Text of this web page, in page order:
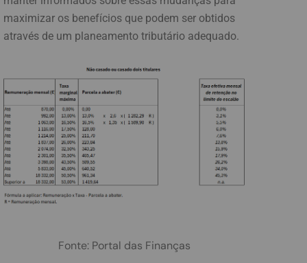
maximizar os benefícios que podem ser obtidos
através de um planeamento tributário adequado.
Fonte: Portal das Finanças